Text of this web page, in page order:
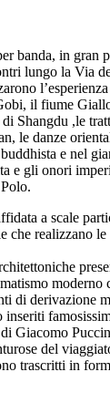
banda, in gran
lungo la Via
il fiume
Shangdu ,le
le danze
e nel
e gli onori
a scale
che realizzano le
moderno
di derivazione
inseriti
Giacomo
del
trascritti in